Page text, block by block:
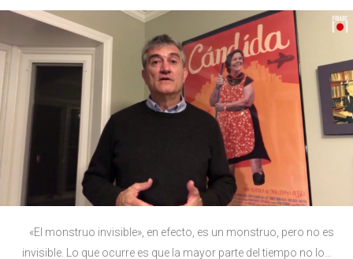
«El monstruo invisible», en efecto, es un monstruo, pero no es
invisible. Lo que ocurre es que la mayor parte del tiempo no lo...